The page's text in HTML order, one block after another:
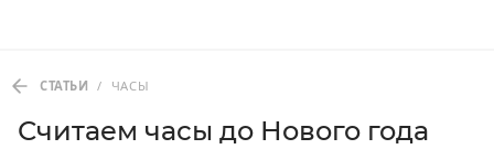
СТАТЬИ / ЧАСЫ
Считаем часы до Нового года